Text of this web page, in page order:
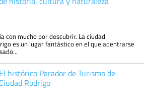
con mucho por descubrir. La ciudad
es un lugar fantástico en el que adentrarse
El histórico Parador de Turismo de
Ciudad Rodrigo